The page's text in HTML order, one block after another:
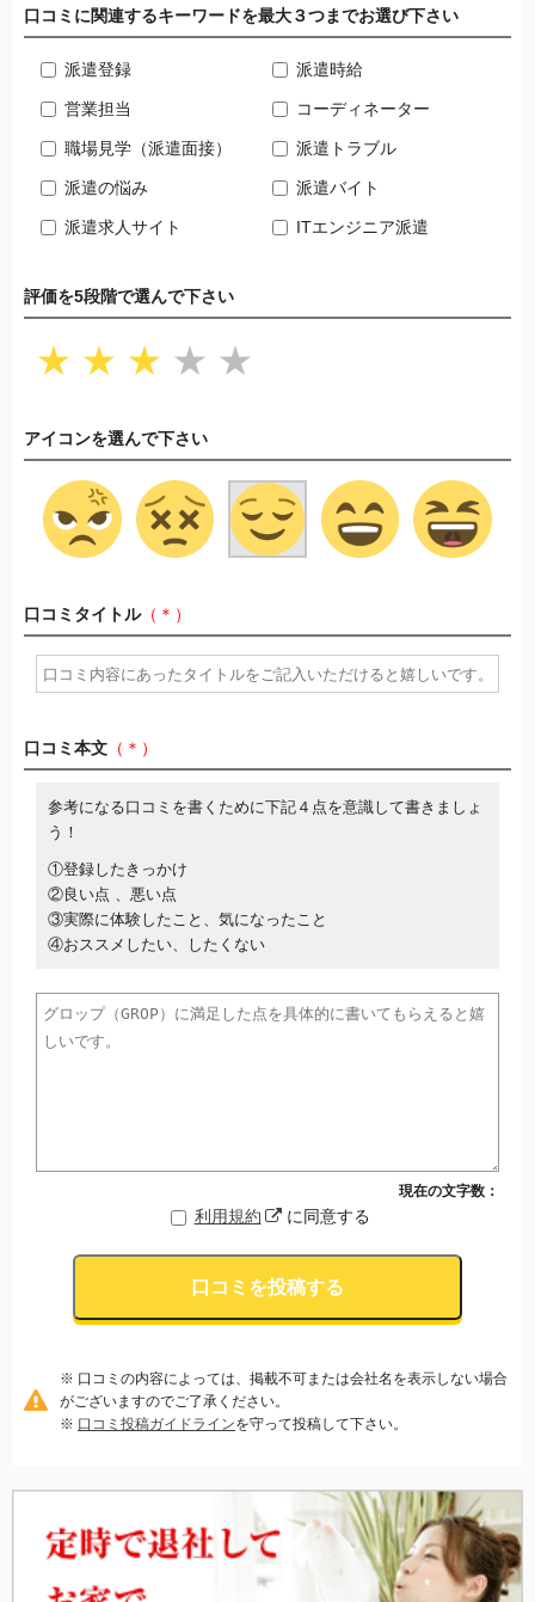
口コミに関連するキーワードを最大３つまでお選び下さい
派遣登録 派遣時給
営業担当 コーディネーター
職場見学（派遣面接） 派遣トラブル
派遣の悩み 派遣バイト
派遣求人サイト ITエンジニア派遣
評価を5段階で選んで下さい
★ ★ ★ ★ ★
アイコンを選んで下さい
口コミタイトル（＊）
口コミ本文 （＊）
参考になる口コミを書くために下記４点を意識して書きましょ
う！
①登録したきっかけ
②良い点 、悪い点
③実際に体験したこと、気になったこと
④おススメしたい、したくない
現在の文字数：
利用規約 に同意する
口コミを投稿する
※ 口コミの内容によっては、掲載不可または会社名を表示しない場合
がございますのでご了承ください。
※ 口コミ投稿ガイドラインを守って投稿して下さい。